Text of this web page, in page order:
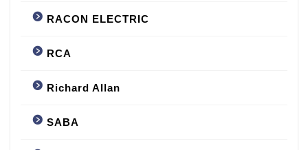
RACON ELECTRIC
RCA
Richard Allan
SABA